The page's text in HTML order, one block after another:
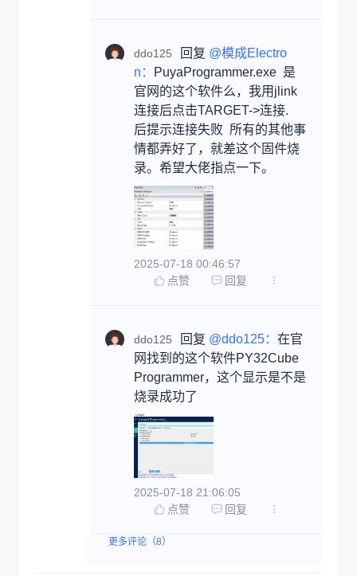
ddo125 回复 @模成Electro
n：
PuyaProgrammer.exe  是
官网的这个软件么，我用jlink
连接后点击TARGET->连接.
后提示连接失败  所有的其他事
情都弄好了，就差这个固件烧
录。希望大佬指点一下。
2025-07-18 00:46:57
点赞
回复
ddo125 回复 @ddo125： 在官
网找到的这个软件PY32Cube
Programmer，这个显示是不是
烧录成功了
2025-07-18 21:06:05
点赞
回复
更多评论（8）